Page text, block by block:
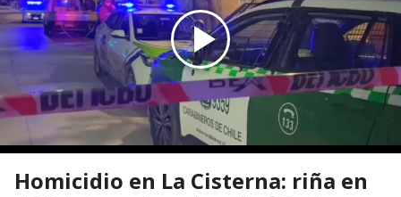
Homicidio en La Cisterna: riña en